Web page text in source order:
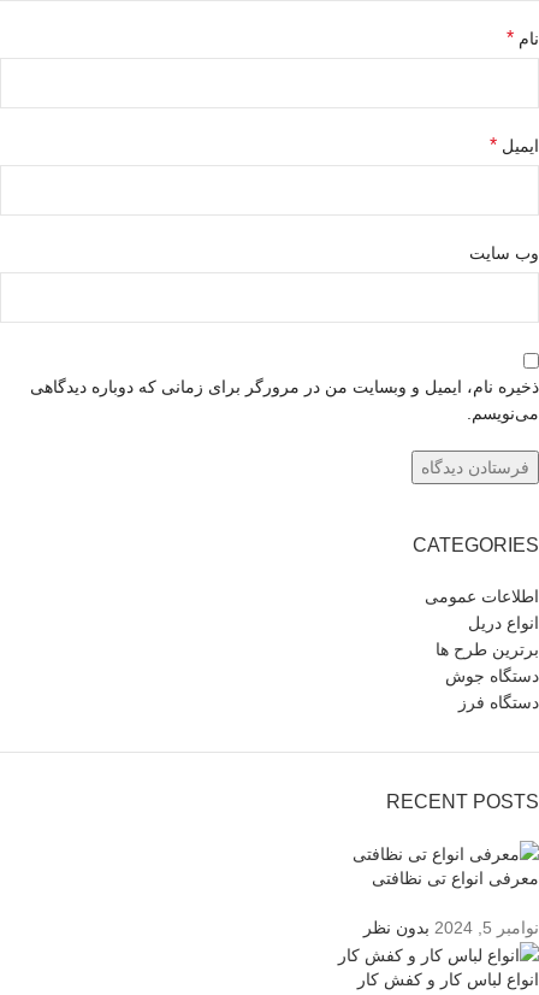
نام *
ایمیل *
وب‌ سایت
ذخیره نام، ایمیل و وبسایت من در مرورگر برای زمانی که دوباره دیدگاهی
می‌نویسم.
CATEGORIES
اطلاعات عمومی
انواع دریل
برترین طرح ها
دستگاه جوش
دستگاه فرز
RECENT POSTS
معرفی انواع تی نظافتی
نوامبر 5, 2024 بدون نظر
انواع لباس کار و کفش کار